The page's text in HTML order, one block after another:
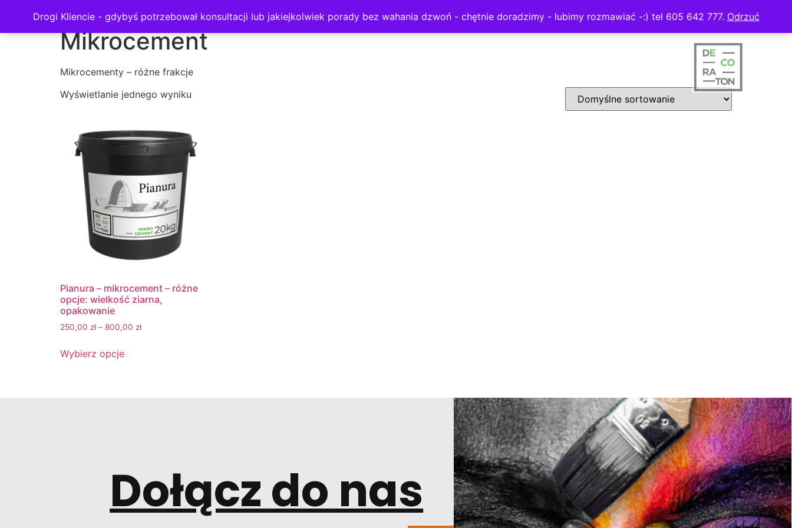
Drogi Kliencie - gdybyś potrzebował konsultacji lub jakiejkolwiek porady bez wahania dzwoń - chętnie doradzimy - lubimy rozmawiać -:) tel 605 642 777. Odrzuć
Strona główna / Mikrocement
Mikrocement
Mikrocementy – różne frakcje
Wyświetlanie jednego wyniku
Pianura – mikrocement – różne
opcje: wielkość ziarna,
opakowanie
250,00 zł – 800,00 zł
Wybierz opcje
Dołącz do nas